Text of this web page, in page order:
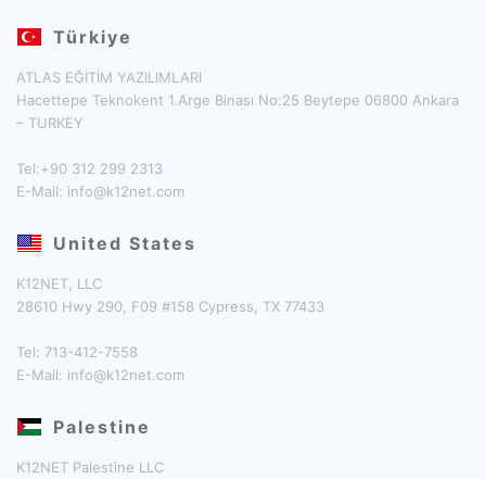
Türkiye
ATLAS EĞİTİM YAZILIMLARI
Hacettepe Teknokent 1.Arge Binası No:25 Beytepe 06800 Ankara
– TURKEY
Tel:+90 312 299 2313
E-Mail: info@k12net.com
United States
K12NET, LLC
28610 Hwy 290, F09 #158 Cypress, TX 77433
Tel: 713-412-7558
E-Mail: info@k12net.com
Palestine
K12NET Palestine LLC